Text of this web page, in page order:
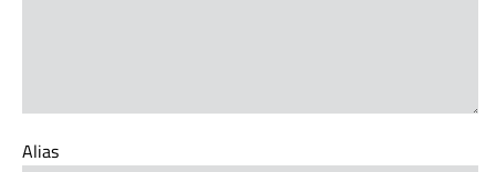
Alias